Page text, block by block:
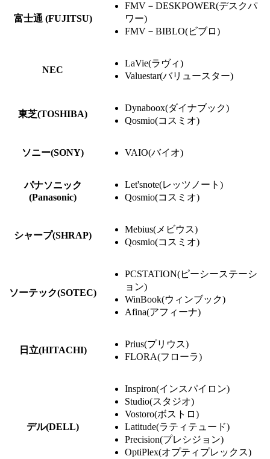
富士通 (FUJITSU)
FMV－DESKPOWER(デスクパ
ワー)
FMV－BIBLO(ビブロ)
NEC
LaVie(ラヴィ)
Valuestar(バリュースター)
東芝(TOSHIBA)
Dynaboox(ダイナブック)
Qosmio(コスミオ)
ソニー(SONY) VAIO(バイオ)
パナソニック
(Panasonic)
Let'snote(レッツノート)
Qosmio(コスミオ)
シャープ(SHRAP)
Mebius(メビウス)
Qosmio(コスミオ)
ソーテック(SOTEC)
PCSTATION(ピーシーステーシ
ョン)
WinBook(ウィンブック)
Afina(アフィーナ)
日立(HITACHI)
Prius(プリウス)
FLORA(フローラ)
デル(DELL)
Inspiron(インスパイロン)
Studio(スタジオ)
Vostoro(ボストロ)
Latitude(ラティテュード)
Precision(プレシジョン)
OptiPlex(オプティプレックス)